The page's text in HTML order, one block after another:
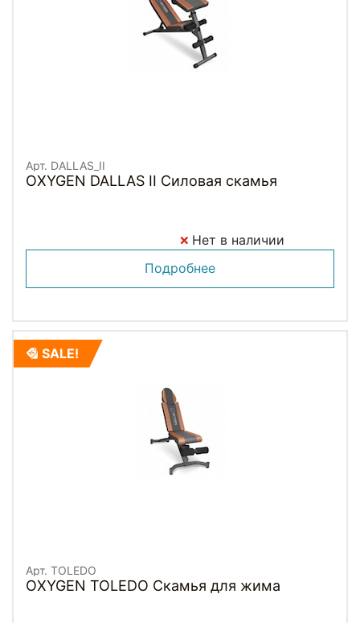
Арт. DALLAS_II
OXYGEN DALLAS II Силовая скамья
Нет в наличии
Подробнее
SALE!
Арт. TOLEDO
OXYGEN TOLEDO Скамья для жима